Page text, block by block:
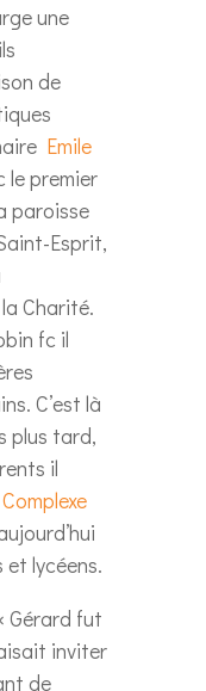
une
de
Emile
le premier
paroisse
Esprit,
Charité.
fc il
C’est là
plus tard,
il
Complexe
lycéens.
Gérard fut
inviter
de